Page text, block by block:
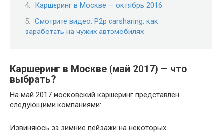
Каршеринг в Москве — октябрь 2016
Смотрите видео: P2р carsharing: как
заработать на чужих автомобилях
Каршеринг в Москве (май 2017) — что
выбрать?
На май 2017 московский каршеринг представлен
следующими компаниями:
Извиняюсь за зимние пейзажи на некоторых